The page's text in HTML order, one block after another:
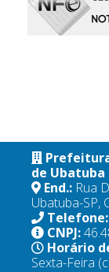
de Ubatuba
End.: Rua
Ubatuba-SP,
Telefone:
CNPJ:
Horário
Sexta-Feira